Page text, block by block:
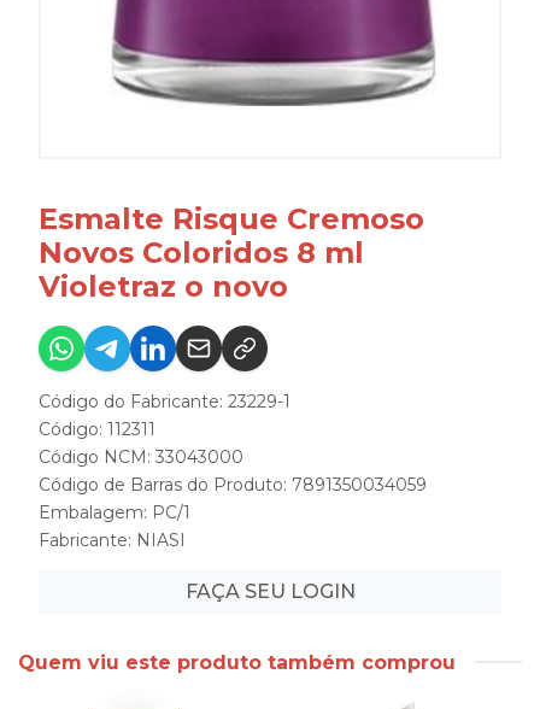
Esmalte Risque Cremoso
Novos Coloridos 8 ml
Violetraz o novo
Código do Fabricante: 23229-1
Código: 112311
Código NCM: 33043000
Código de Barras do Produto: 7891350034059
Embalagem: PC/1
Fabricante: NIASI
FAÇA SEU LOGIN
Quem viu este produto também comprou